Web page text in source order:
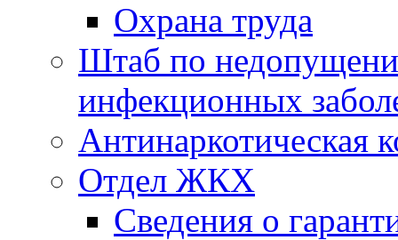
Охрана труда
Штаб по
инфекционных
Антинаркотическая
Отдел ЖКХ
Сведения о